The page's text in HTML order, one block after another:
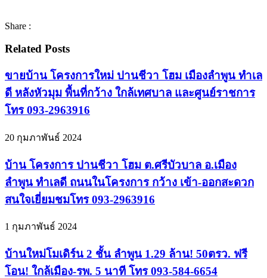
Share :
Related Posts
ขายบ้าน โครงการใหม่ ปานชีวา โฮม เมืองลำพูน ทำเล
ดี หลังหัวมุม พื้นที่กว้าง ใกล้เทศบาล และศูนย์ราชการ
โทร 093-2963916
20 กุมภาพันธ์ 2024
บ้าน โครงการ ปานชีวา โฮม ต.ศรีบัวบาล อ.เมือง
ลำพูน ทำเลดี ถนนในโครงการ กว้าง เข้า-ออกสะดวก
สนใจเยี่ยมชมโทร 093-2963916
1 กุมภาพันธ์ 2024
บ้านใหม่โมเดิร์น 2 ชั้น ลำพูน 1.29 ล้าน! 50ตรว. ฟรี
โอน! ใกล้เมือง-รพ. 5 นาที โทร 093-584-6654